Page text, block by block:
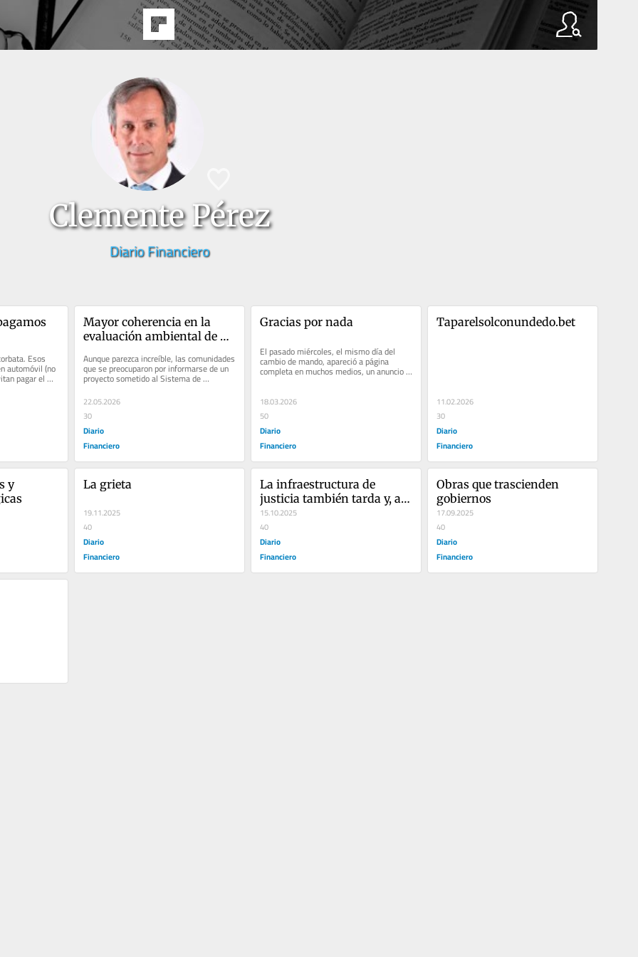
Clemente Pérez
Diario Financiero
Esos
automóvil (no
pagar el
Mayor coherencia en la
evaluación ambiental de
Aunque parezca increíble, las comunidades
que se preocuparon por informarse de un
proyecto sometido al Sistema de
Evaluación de Impacto Ambiental...
22.05.2026
30
Diario
Financiero
Gracias por nada
El pasado miércoles, el mismo día del
cambio de mando, apareció a página
completa en muchos medios, un anuncio
de Greenpeace que le decía al...
18.03.2026
50
Diario
Financiero
Taparelsolconundedo.bet
11.02.2026
30
Diario
Financiero
y
La grieta
19.11.2025
40
Diario
Financiero
La infraestructura de
justicia también tarda y, a
veces, no llega
15.10.2025
40
Diario
Financiero
Obras que trascienden
gobiernos
17.09.2025
40
Diario
Financiero